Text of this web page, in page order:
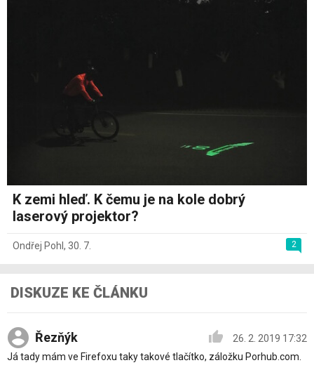
K zemi hleď. K čemu je na kole dobrý
laserový projektor?
2
Ondřej Pohl , 30. 7.
DISKUZE KE ČLÁNKU
Řezňýk
26. 2. 2019 17:32
Já tady mám ve Firefoxu taky takové tlačítko, záložku Porhub.com.